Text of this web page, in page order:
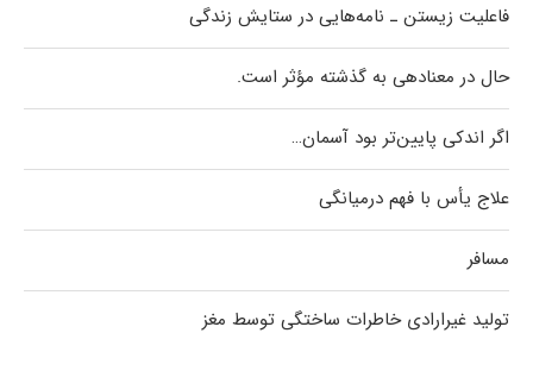
فاعلیت زیستن ـ نامه‌هایی در ستایش زندگی
حال در معنادهی به گذشته مؤثر است.
اگر اندکی پایین‌تر بود آسمان…
علاج یأس با فهم درمیانگی
مسافر
تولید غیرارادی خاطرات ساختگی توسط مغز